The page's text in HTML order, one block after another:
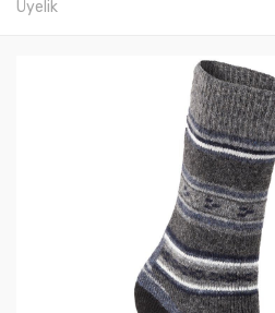
Üyelik